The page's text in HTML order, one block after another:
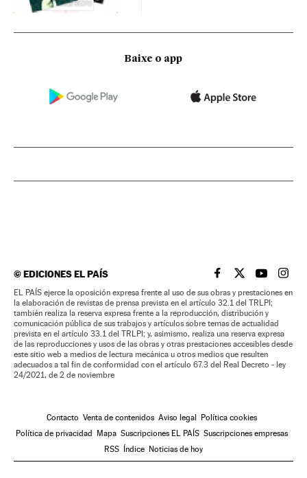
Baixe o app
©EDICIONES EL PAÍS EL PAÍS BRASIL EN
EL PAÍSEL PAÍS
EL
EL PAÍS ejerce la oposición expresa frente al uso de sus obras y prestaciones en
la elaboración de revistas de prensa prevista en el artículo 32.1 del TRLPI;
también realiza la reserva expresa frente a la reproducción, distribución y
comunicación pública de sus trabajos y artículos sobre temas de actualidad
prevista en el artículo 33.1 del TRLPI; y, asimismo, realiza una reserva expresa
de las reproducciones y usos de las obras y otras prestaciones accesibles desde
este sitio web a medios de lectura mecánica u otros medios que resulten
adecuados a tal fin de conformidad con el artículo 67.3 del Real Decreto - ley
24/2021, de 2 de noviembre
Contacto Venta de contenidos Aviso legal
Política cookies
Política de privacidad
Mapa Suscripciones EL PAÍS Suscripciones empresas
RSS
Índice Noticias de hoy